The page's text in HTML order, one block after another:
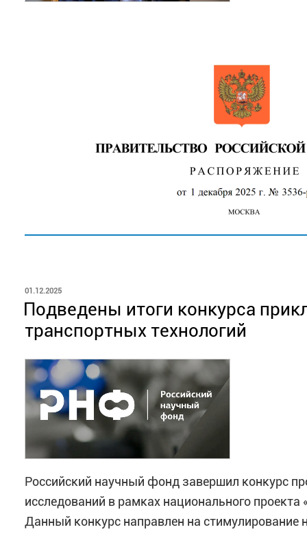
ОПУБЛИКОВАНО
01.12.2025
Подведены итоги конкурса
транспортных технологий
Российский научный фонд завершил конкурс
исследований в рамках национального
Данный конкурс направлен на стимулирование